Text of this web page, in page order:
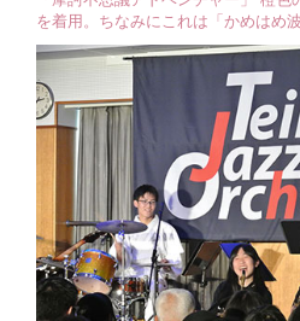
を着用。ちなみにこれは「かめはめ